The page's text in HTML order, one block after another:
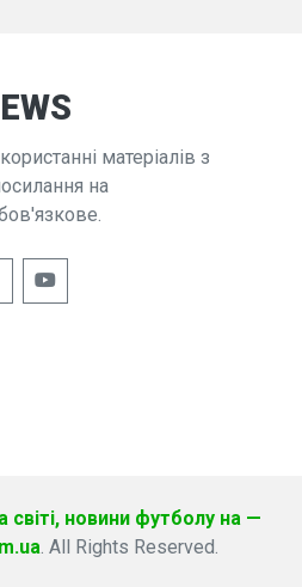
матеріалів з
на
світі, новини футболу на —
. All Rights Reserved.